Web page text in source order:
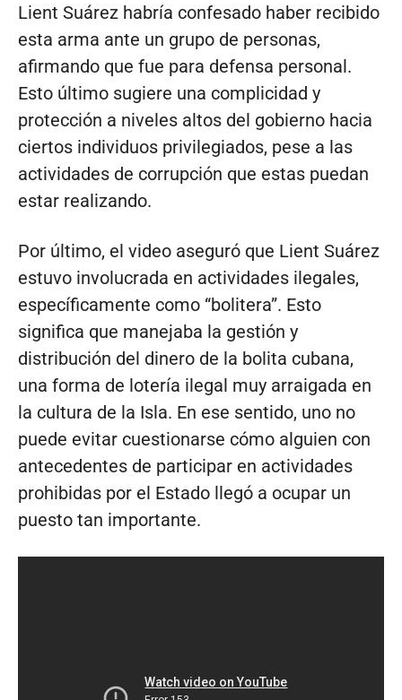
Lient Suárez habría confesado haber recibido
esta arma ante un grupo de personas,
afirmando que fue para defensa personal.
Esto último sugiere una complicidad y
protección a niveles altos del gobierno hacia
ciertos individuos privilegiados, pese a las
actividades de corrupción que estas puedan
estar realizando.
Por último, el video aseguró que Lient Suárez
estuvo involucrada en actividades ilegales,
específicamente como “bolitera”. Esto
significa que manejaba la gestión y
distribución del dinero de la bolita cubana,
una forma de lotería ilegal muy arraigada en
la cultura de la Isla. En ese sentido, uno no
puede evitar cuestionarse cómo alguien con
antecedentes de participar en actividades
prohibidas por el Estado llegó a ocupar un
puesto tan importante.